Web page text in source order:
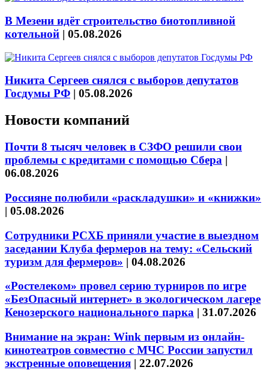
В Мезени идёт строительство биотопливной
котельной | 05.08.2026
Никита Сергеев снялся с выборов депутатов
Госдумы РФ | 05.08.2026
Новости компаний
Почти 8 тысяч человек в СЗФО решили свои
проблемы с кредитами с помощью Сбера |
06.08.2026
Россияне полюбили «раскладушки» и «книжки»
| 05.08.2026
Сотрудники РСХБ приняли участие в выездном
заседании Клуба фермеров на тему: «Сельский
туризм для фермеров» | 04.08.2026
«Ростелеком» провел серию турниров по игре
«БезОпасный интернет» в экологическом лагере
Кенозерского национального парка | 31.07.2026
Внимание на экран: Wink первым из онлайн-
кинотеатров совместно с МЧС России запустил
экстренные оповещения | 22.07.2026